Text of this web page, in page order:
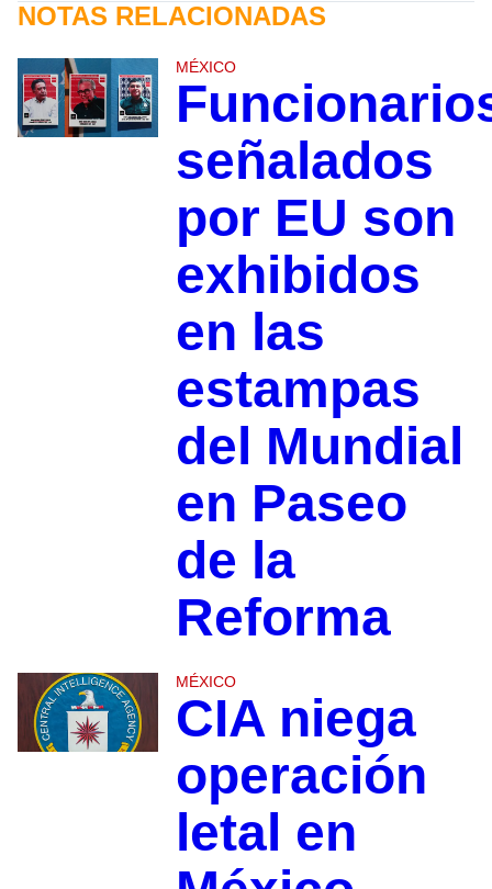
NOTAS RELACIONADAS
MÉXICO
señalados
por EU son
exhibidos
en las
estampas
del Mundial
en Paseo
de la
Reforma
MÉXICO
CIA niega
operación
letal en